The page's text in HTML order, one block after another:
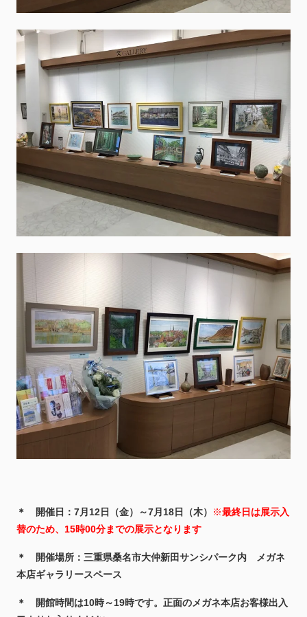
＊ 開催日：7月12日（金）～7月18日（木） ※最終日は展示入
替のため、15時00分までの展示となります
＊ 開催場所：三重県桑名市大仲新田サンシパーク内 メガネ
本店ギャラリースペース
＊ 開館時間は10時～19時です。正面のメガネ本店お客様出入